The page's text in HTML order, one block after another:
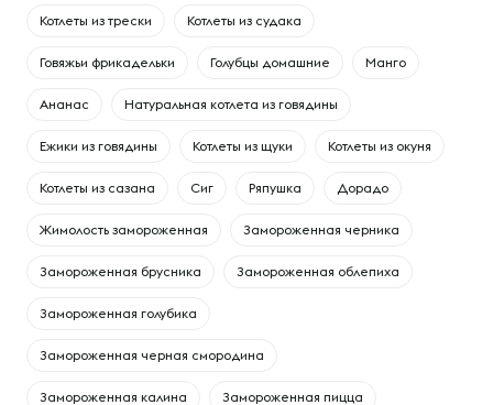
Котлеты из трески Котлеты из судака
Говяжьи фрикадельки Голубцы домашние Манго
Ананас Натуральная котлета из говядины
Ежики из говядины Котлеты из щуки Котлеты из окуня
Котлеты из сазана Сиг Ряпушка Дорадо
Жимолость замороженная Замороженная черника
Замороженная брусника Замороженная облепиха
Замороженная голубика
Замороженная черная смородина
Замороженная калина Замороженная пицца